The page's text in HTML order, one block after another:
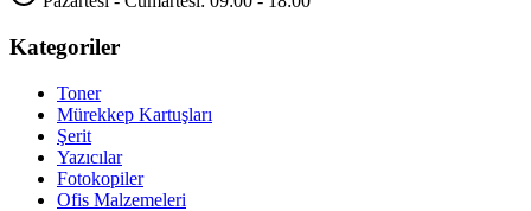
Kategoriler
Toner
Mürekkep Kartuşları
Şerit
Yazıcılar
Fotokopiler
Ofis Malzemeleri